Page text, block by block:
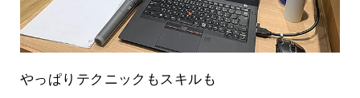
やっぱりテクニックもスキルも